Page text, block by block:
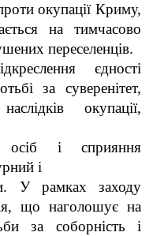
окупації Криму,
на тимчасово
переселенців.
єдності
за суверенітет,
окупації,
осіб і сприяння
і
У рамках заходу
що наголошує на
за соборність і